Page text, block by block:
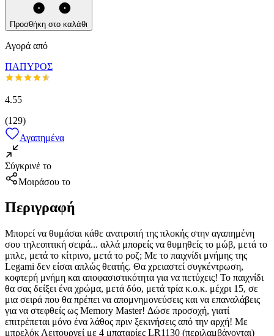
Προσθήκη στο καλάθι
Αγορά από
ΠΑΠΥΡΟΣ
4.55
(129)
Αγαπημένα
Σύγκρινέ το
Μοιράσου το
Περιγραφή
Μπορεί να θυμάσαι κάθε ανατροπή της πλοκής στην αγαπημένη
σου τηλεοπτική σειρά... αλλά μπορείς να θυμηθείς το μώβ, μετά το
μπλε, μετά το κίτρινο, μετά το ροζ; Με το παιχνίδι μνήμης της
Legami δεν είσαι απλώς θεατής. Θα χρειαστεί συγκέντρωση,
κοφτερή μνήμη και αποφασιστικότητα για να πετύχεις! Το παιχνίδι
θα σας δείξει ένα χρώμα, μετά δύο, μετά τρία κ.ο.κ. μέχρι 15, σε
μια σειρά που θα πρέπει να απομνημονεύσεις και να επαναλάβεις
για να στεφθείς ως Memory Master! Δώσε προσοχή, γιατί
επιτρέπεται μόνο ένα λάθος πριν ξεκινήσεις από την αρχή! Με
μπρελόκ Λειτουργεί με 4 μπαταρίες LR1130 (περιλαμβάνονται)